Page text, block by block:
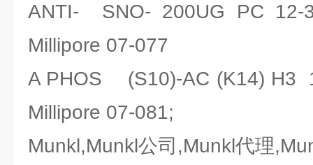
ANTI- SNO- 200UG PC
Millipore 07-077
A PHOS (S10)-AC (K14) H3
Millipore 07-081;
Munkl,Munkl公司,Munkl代理